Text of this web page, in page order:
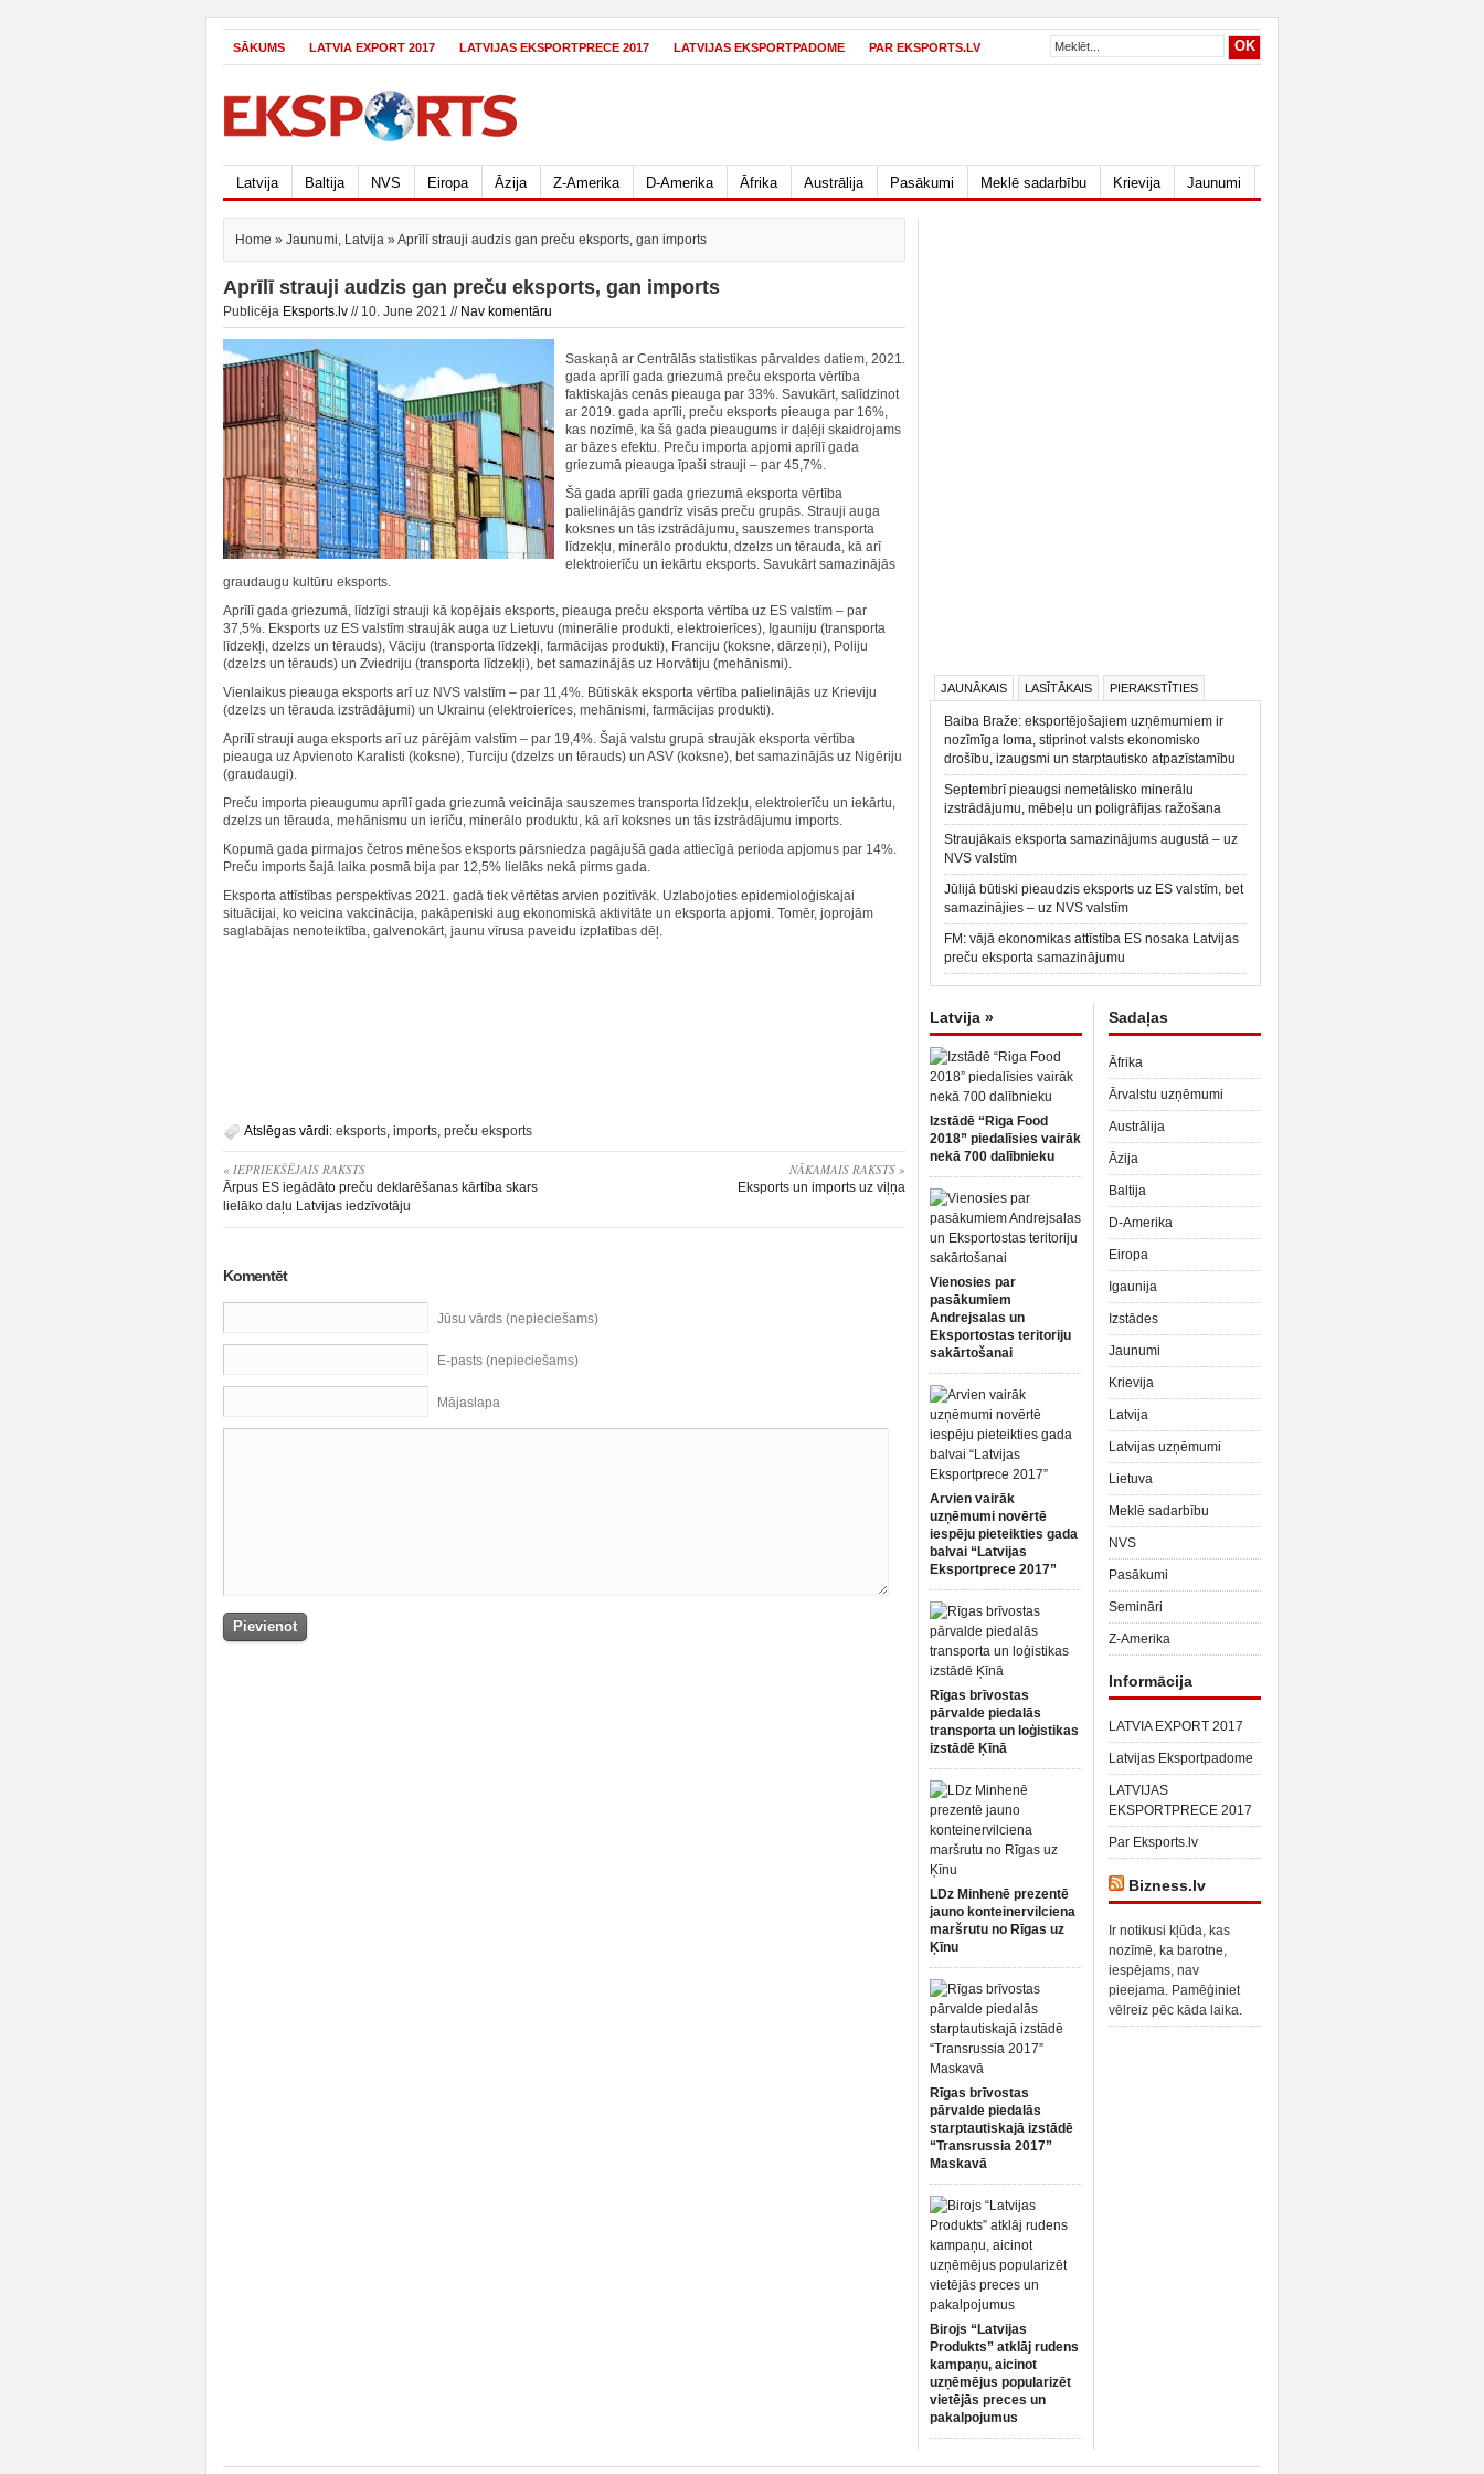
SĀKUMS LATVIA EXPORT 2017 LATVIJAS EKSPORTPRECE 2017 LATVIJAS EKSPORTPADOME PAR EKSPORTS.LV
Latvija Baltija NVS Eiropa Āzija Z-Amerika D-Amerika Āfrika Austrālija Pasākumi Meklē sadarbību Krievija Jaunumi
Home » Jaunumi, Latvija » Aprīlī strauji audzis gan preču eksports, gan imports
Aprīlī strauji audzis gan preču eksports, gan imports
Publicēja Eksports.lv // 10. June 2021 // Nav komentāru
Saskaņā ar Centrālās statistikas pārvaldes datiem, 2021.
gada aprīlī gada griezumā preču eksporta vērtība
faktiskajās cenās pieauga par 33%. Savukārt, salīdzinot
ar 2019. gada aprīli, preču eksports pieauga par 16%,
kas nozīmē, ka šā gada pieaugums ir daļēji skaidrojams
ar bāzes efektu. Preču importa apjomi aprīlī gada
griezumā pieauga īpaši strauji – par 45,7%.
Šā gada aprīlī gada griezumā eksporta vērtība
palielinājās gandrīz visās preču grupās. Strauji auga
koksnes un tās izstrādājumu, sauszemes transporta
līdzekļu, minerālo produktu, dzelzs un tērauda, kā arī
elektroierīču un iekārtu eksports. Savukārt samazinājās
graudaugu kultūru eksports.
Aprīlī gada griezumā, līdzīgi strauji kā kopējais eksports, pieauga preču eksporta vērtība uz ES valstīm – par
37,5%. Eksports uz ES valstīm straujāk auga uz Lietuvu (minerālie produkti, elektroierīces), Igauniju (transporta
līdzekļi, dzelzs un tērauds), Vāciju (transporta līdzekļi, farmācijas produkti), Franciju (koksne, dārzeņi), Poliju
(dzelzs un tērauds) un Zviedriju (transporta līdzekļi), bet samazinājās uz Horvātiju (mehānismi).
Vienlaikus pieauga eksports arī uz NVS valstīm – par 11,4%. Būtiskāk eksporta vērtība palielinājās uz Krieviju
(dzelzs un tērauda izstrādājumi) un Ukrainu (elektroierīces, mehānismi, farmācijas produkti).
Aprīlī strauji auga eksports arī uz pārējām valstīm – par 19,4%. Šajā valstu grupā straujāk eksporta vērtība
pieauga uz Apvienoto Karalisti (koksne), Turciju (dzelzs un tērauds) un ASV (koksne), bet samazinājās uz Nigēriju
(graudaugi).
Preču importa pieaugumu aprīlī gada griezumā veicināja sauszemes transporta līdzekļu, elektroierīču un iekārtu,
dzelzs un tērauda, mehānismu un ierīču, minerālo produktu, kā arī koksnes un tās izstrādājumu imports.
Kopumā gada pirmajos četros mēnešos eksports pārsniedza pagājušā gada attiecīgā perioda apjomus par 14%.
Preču imports šajā laika posmā bija par 12,5% lielāks nekā pirms gada.
Eksporta attīstības perspektīvas 2021. gadā tiek vērtētas arvien pozitīvāk. Uzlabojoties epidemioloģiskajai
situācijai, ko veicina vakcinācija, pakāpeniski aug ekonomiskā aktivitāte un eksporta apjomi. Tomēr, joprojām
saglabājas nenoteiktība, galvenokārt, jaunu vīrusa paveidu izplatības dēļ.
Atslēgas vārdi: eksports, imports, preču eksports
« IEPRIEKŠĒJAIS RAKSTS
Ārpus ES iegādāto preču deklarēšanas kārtība skars
lielāko daļu Latvijas iedzīvotāju
NĀKAMAIS RAKSTS »
Eksports un imports uz viļņa
Komentēt
Jūsu vārds (nepieciešams)
E-pasts (nepieciešams)
Mājaslapa
JAUNĀKAIS LASĪTĀKAIS PIERAKSTĪTIES
Baiba Braže: eksportējošajiem uzņēmumiem ir
nozīmīga loma, stiprinot valsts ekonomisko
drošību, izaugsmi un starptautisko atpazīstamību
Septembrī pieaugsi nemetālisko minerālu
izstrādājumu, mēbeļu un poligrāfijas ražošana
Straujākais eksporta samazinājums augustā – uz
NVS valstīm
Jūlijā būtiski pieaudzis eksports uz ES valstīm, bet
samazinājies – uz NVS valstīm
FM: vājā ekonomikas attīstība ES nosaka Latvijas
preču eksporta samazinājumu
Latvija »
Izstādē “Riga Food
2018” piedalīsies vairāk
nekā 700 dalībnieku
Vienosies par
pasākumiem
Andrejsalas un
Eksportostas teritoriju
sakārtošanai
Arvien vairāk
uzņēmumi novērtē
iespēju pieteikties gada
balvai “Latvijas
Eksportprece 2017”
Rīgas brīvostas
pārvalde piedalās
transporta un loģistikas
izstādē Ķīnā
LDz Minhenē prezentē
jauno konteinervilciena
maršrutu no Rīgas uz
Ķīnu
Rīgas brīvostas
pārvalde piedalās
starptautiskajā izstādē
“Transrussia 2017”
Maskavā
Birojs “Latvijas
Produkts” atklāj rudens
kampaņu, aicinot
uzņēmējus popularizēt
vietējās preces un
pakalpojumus
Sadaļas
Āfrika
Ārvalstu uzņēmumi
Austrālija
Āzija
Baltija
D-Amerika
Eiropa
Igaunija
Izstādes
Jaunumi
Krievija
Latvija
Latvijas uzņēmumi
Lietuva
Meklē sadarbību
NVS
Pasākumi
Semināri
Z-Amerika
Informācija
LATVIA EXPORT 2017
Latvijas Eksportpadome
LATVIJAS
EKSPORTPRECE 2017
Par Eksports.lv
Bizness.lv
Ir notikusi kļūda, kas
nozīmē, ka barotne,
iespējams, nav
pieejama. Pamēģiniet
vēlreiz pēc kāda laika.